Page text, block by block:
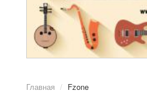
Главная Fzone